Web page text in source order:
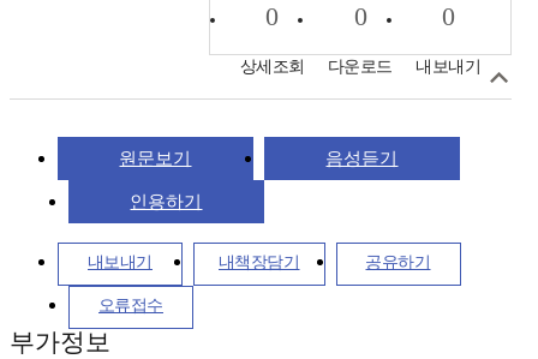
0
상세조회
0
다운로드
0
내보내기
원문보기 음성듣기
인용하기
내보내기 내책장담기 공유하기
오류접수
부가정보